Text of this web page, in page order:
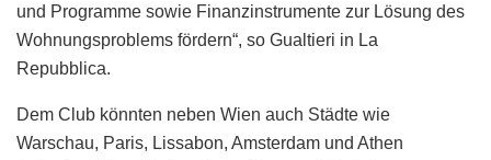
und Programme sowie Finanzinstrumente zur Lösung des
Wohnungsproblems fördern“, so Gualtieri in La
Repubblica.
Dem Club könnten neben Wien auch Städte wie
Warschau, Paris, Lissabon, Amsterdam und Athen